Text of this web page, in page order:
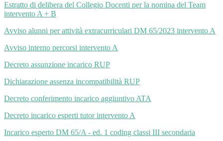
Estratto di delibera del Collegio Docenti per la nomina del Team
intervento A + B
Avviso alunni per attività extracurriculari DM 65/2023 intervento A
Avviso interno percorsi intervento A
Decreto assunzione incarico RUP
Dichiarazione assenza incompatibilità RUP
Decreto conferimento incarico aggiuntivo ATA
Decreto incarico esperti tutor intervento A
Incarico esperto DM 65/A - ed. 1 coding classi III secondaria